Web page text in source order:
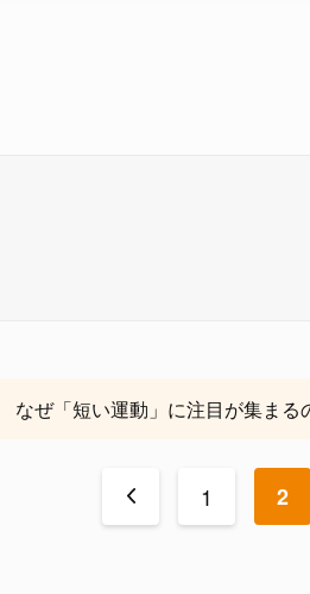
なぜ「短い運動」に注目が集まる
< 1 2